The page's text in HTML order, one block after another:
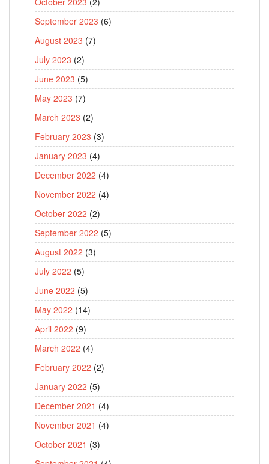
September 2023 (6)
August 2023 (7)
July 2023 (2)
June 2023 (5)
May 2023 (7)
March 2023 (2)
February 2023 (3)
January 2023 (4)
December 2022 (4)
November 2022 (4)
October 2022 (2)
September 2022 (5)
August 2022 (3)
July 2022 (5)
June 2022 (5)
May 2022 (14)
April 2022 (9)
March 2022 (4)
February 2022 (2)
January 2022 (5)
December 2021 (4)
November 2021 (4)
October 2021 (3)